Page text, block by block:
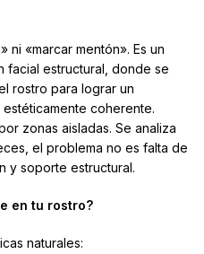
ni «marcar mentón». Es un
facial estructural, donde se
rostro para lograr un
coherente.
zonas aisladas. Se analiza
el problema no es falta de
y soporte estructural.
en tu rostro?
naturales: